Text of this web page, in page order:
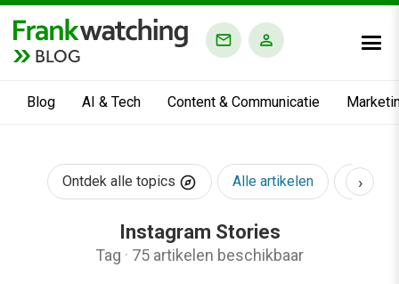
BLOG
Blog AI & Tech Content & Communicatie
Ontdek alle topics Alle artikelen AI &
›
Instagram Stories
Tag · 75 artikelen beschikbaar